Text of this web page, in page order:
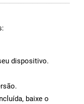
dispositivo.
baixe o